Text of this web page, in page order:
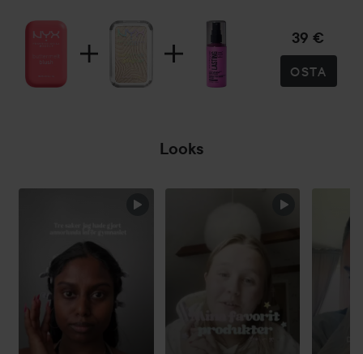
39 €
OSTA
Looks